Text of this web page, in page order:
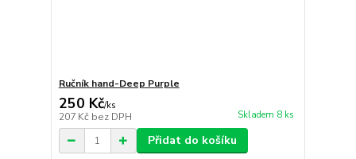
Ručník hand-Deep Purple
250 Kč/ks
207 Kč bez DPH Skladem 8 ks
Přidat do košíku